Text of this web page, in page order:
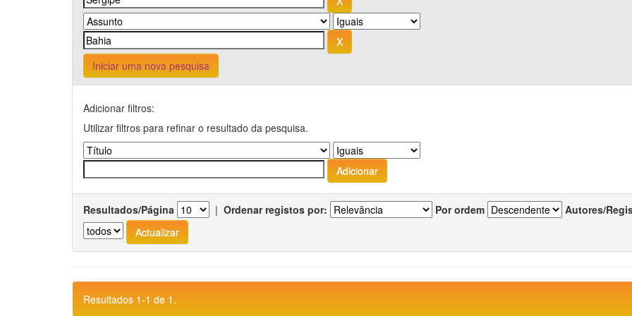
Iniciar uma nova pesquisa
Adicionar filtros:
Utilizar filtros para refinar o resultado da pesquisa.
Resultados/Página | Ordenar registos por: Por ordem Autores/
Resultados 1-1 de 1.